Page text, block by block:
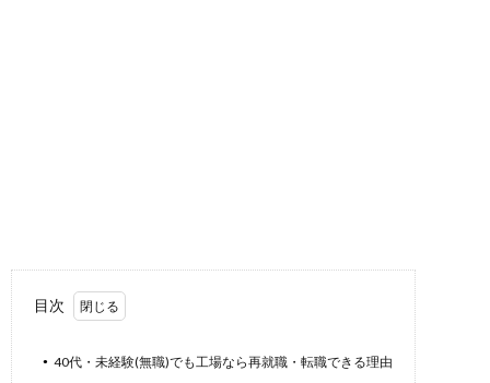
目次
40代・未経験(無職)でも工場なら再就職・転職できる理由